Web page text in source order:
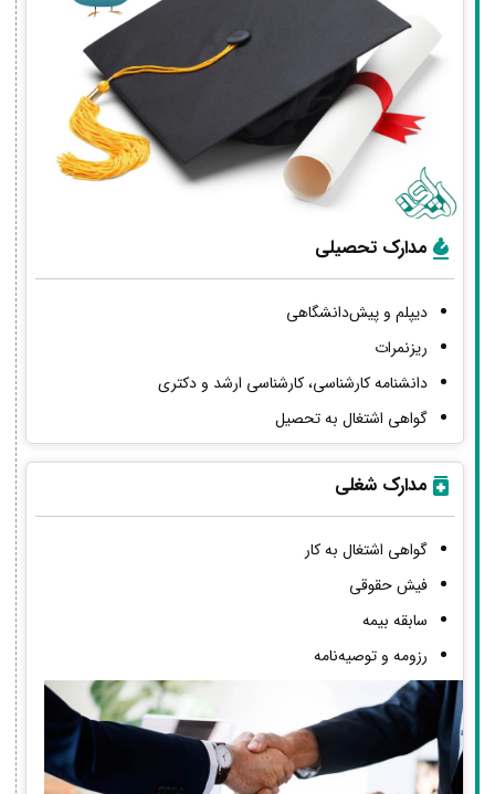
مدارک تحصیلی
دیپلم و پیش‌دانشگاهی
ریزنمرات
دانشنامه کارشناسی، کارشناسی ارشد و دکتری
گواهی اشتغال به تحصیل
مدارک شغلی
گواهی اشتغال به کار
فیش حقوقی
سابقه بیمه
رزومه و توصیه‌نامه